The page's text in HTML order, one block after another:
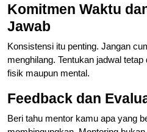
Komitmen Waktu
Jawab
Konsistensi itu penting. Jangan
menghilang. Tentukan jadwal
fisik maupun mental.
Feedback dan
Beri tahu mentor kamu apa yang